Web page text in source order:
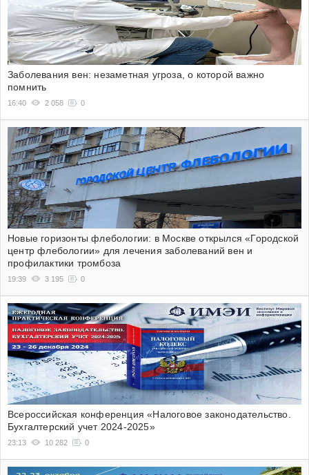
Заболевания вен: незаметная угроза, о которой важно
помнить
16:40 2 058 0
Новые горизонты флебологии: в Москве открылся «Городской
центр флебологии» для лечения заболеваний вен и
профилактики тромбоза
19:39 3 195 0
Всероссийская конференция «Налоговое законодательство.
Бухгалтерский учет 2024-2025»
23:13 10 282 0